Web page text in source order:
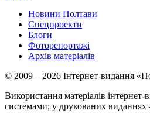
Новини Полтави
Спецпроекти
Блоги
Фоторепортажі
Архів матеріалів
© 2009 – 2026 Інтернет-видання
Використання матеріалів
системами; у друкованих